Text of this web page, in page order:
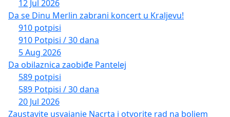
12 Jul 2026
Da se Dinu Merlin zabrani koncert u Kraljevu!
910 potpisi
910 Potpisi / 30 dana
5 Aug 2026
Da obilaznica zaobiđe Pantelej
589 potpisi
589 Potpisi / 30 dana
20 Jul 2026
Zaustavite usvajanje Nacrta i otvorite rad na boljem